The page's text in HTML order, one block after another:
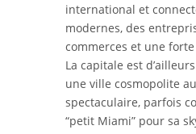
international et
modernes, des
commerces et une
La capitale est
une ville cosmopolite
spectaculaire, parfois
“petit Miami” pour sa